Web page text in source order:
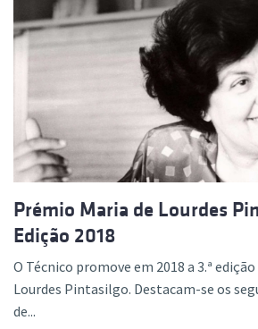
Prémio Maria de Lourdes
Edição 2018
O Técnico promove em 2018 a 3.ª
Lourdes Pintasilgo. Destacam-se os
de...